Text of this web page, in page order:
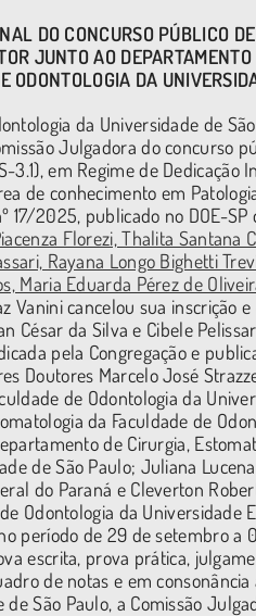
DO CONCURSO PÚBLICO
JUNTOAO
ODONTOLOGIA DA
da Universidade de
Julgadora do concurso
em Regime de Dedicação
de conhecimento em
17/2025, publicado no DOE-
Florezi, Thalita Santana
Rayana Longo Bighetti
Maria Eduarda Pérez de
Vanini cancelou sua inscrição
César da Silva e Cibele
pela Congregação e
Doutores Marcelo José
de Odontologia da
da Faculdade de
de Cirurgia,
de São Paulo; Juliana
do Paraná e Cleverton
Odontologia da
período de 29 de setembro
escrita, prova prática,
de notas e em
São Paulo, a Comissão